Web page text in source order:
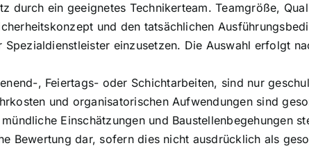
ein geeignetes Technikerteam. Teamgröße,
und den tatsächlichen
einzusetzen. Die Auswahl erfolgt
, Feiertags- oder Schichtarbeiten, sind nur
und organisatorischen Aufwendungen sind
Einschätzungen und Baustellenbegehungen
Bewertung dar, sofern dies nicht ausdrücklich als